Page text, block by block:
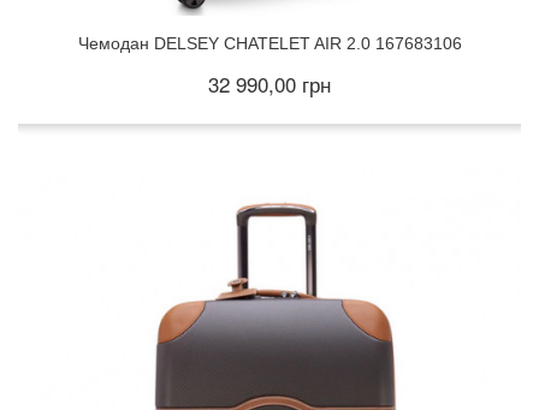
Чемодан DELSEY CHATELET AIR 2.0 167683106
32 990,00 грн